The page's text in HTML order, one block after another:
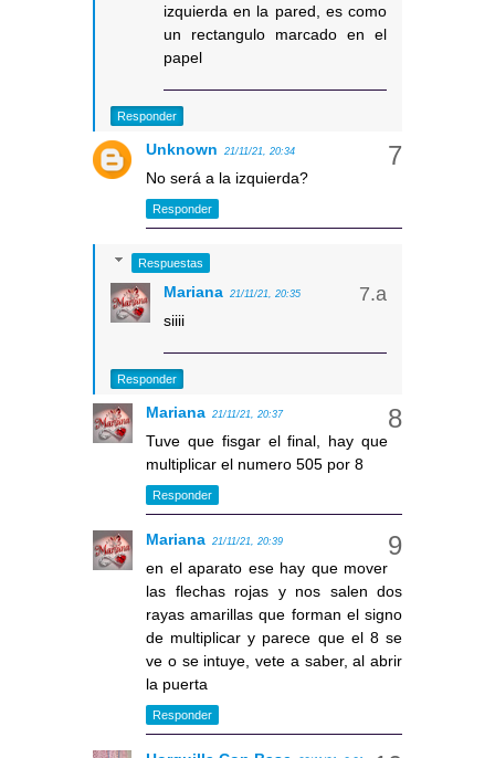
izquierda en la pared, es como
un rectangulo marcado en el
papel
Responder
Unknown 21/11/21, 20:34
No será a la izquierda?
Responder
Respuestas
Mariana 21/11/21, 20:35
siiii
Responder
Mariana 21/11/21, 20:37
Tuve que fisgar el final, hay que
multiplicar el numero 505 por 8
Responder
Mariana 21/11/21, 20:39
en el aparato ese hay que mover
las flechas rojas y nos salen dos
rayas amarillas que forman el signo
de multiplicar y parece que el 8 se
ve o se intuye, vete a saber, al abrir
la puerta
Responder